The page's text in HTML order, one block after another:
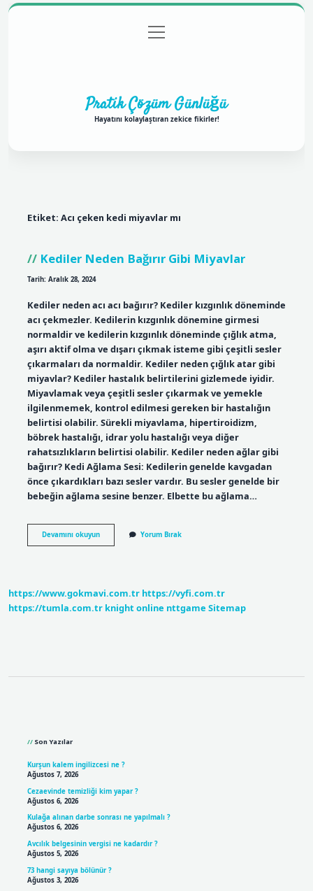
Gizlilik Politikası
menüyü
aç
Pratik Çözüm Günlüğü
Hayatını kolaylaştıran zekice fikirler!
Etiket: Acı çeken kedi miyavlar mı
Kediler Neden Bağırır Gibi Miyavlar
Tarih: Aralık 28, 2024
Kediler neden acı acı bağırır? Kediler kızgınlık döneminde
acı çekmezler. Kedilerin kızgınlık dönemine girmesi
normaldir ve kedilerin kızgınlık döneminde çığlık atma,
aşırı aktif olma ve dışarı çıkmak isteme gibi çeşitli sesler
çıkarmaları da normaldir. Kediler neden çığlık atar gibi
miyavlar? Kediler hastalık belirtilerini gizlemede iyidir.
Miyavlamak veya çeşitli sesler çıkarmak ve yemekle
ilgilenmemek, kontrol edilmesi gereken bir hastalığın
belirtisi olabilir. Sürekli miyavlama, hipertiroidizm,
böbrek hastalığı, idrar yolu hastalığı veya diğer
rahatsızlıkların belirtisi olabilir. Kediler neden ağlar gibi
bağırır? Kedi Ağlama Sesi: Kedilerin genelde kavgadan
önce çıkardıkları bazı sesler vardır. Bu sesler genelde bir
bebeğin ağlama sesine benzer. Elbette bu ağlama…
Devamını okuyunKediler
Neden
Yorum Bırak
https://www.gokmavi.com.tr https://vyfi.com.tr
https://tumla.com.tr knight online nttgame Sitemap
Son Yazılar
Kurşun kalem ingilizcesi ne ?
Ağustos 7, 2026
Cezaevinde temizliği kim yapar ?
Ağustos 6, 2026
Kulağa alınan darbe sonrası ne yapılmalı ?
Ağustos 6, 2026
Avcılık belgesinin vergisi ne kadardır ?
Ağustos 5, 2026
73 hangi sayıya bölünür ?
Ağustos 3, 2026